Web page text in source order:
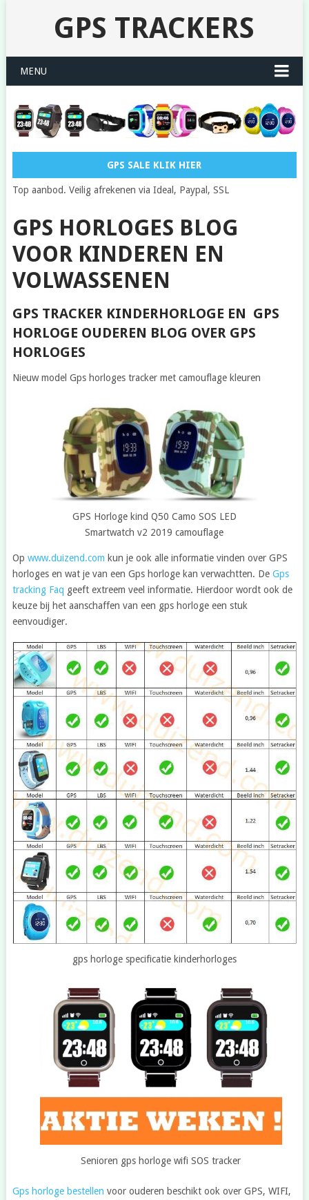
GPS TRACKERS
MENU
GPS SALE KLIK HIER
Top aanbod. Veilig afrekenen via Ideal, Paypal, SSL
GPS HORLOGES BLOG
VOOR KINDEREN EN
VOLWASSENEN
GPS TRACKER KINDERHORLOGE EN GPS
HORLOGE OUDEREN BLOG OVER GPS
HORLOGES
Nieuw model Gps horloges tracker met camouflage kleuren
GPS Horloge kind Q50 Camo SOS LED
Smartwatch v2 2019 camouflage
Op www.duizend.com kun je ook alle informatie vinden over GPS
horloges en wat je van een Gps horloge kan verwachtten. DeGps
tracking Faq geeft extreem veel informatie. Hierdoor wordt ook de
keuze bij het aanschaffen van een gps horloge een stuk
eenvoudiger.
gps horloge specificatie kinderhorloges
Senioren gps horloge wifi SOS tracker
Gps horloge bestellen voor ouderen beschikt ook over GPS, WIFI,